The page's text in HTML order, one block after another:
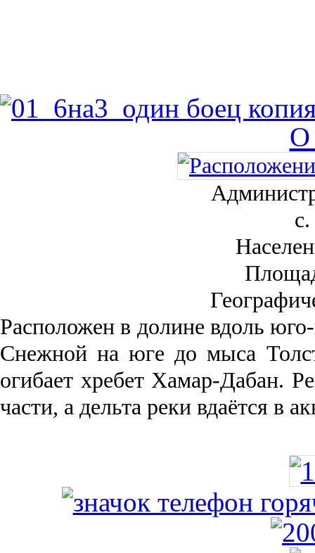
О
Рас­положен в долине вдоль
Снежной на юге до мыса
огибает хребет Хамар-Дабан.
части, а дельта реки вда­ётся в